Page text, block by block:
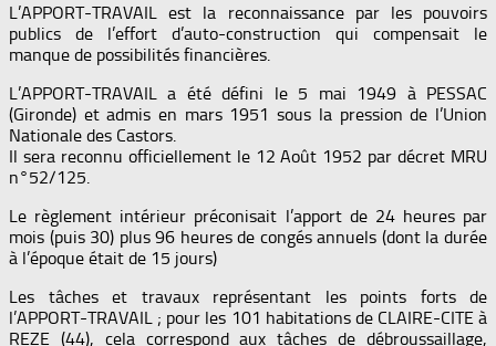
L’APPORT-TRAVAIL est la reconnaissance par les pouvoirs
publics de l’effort d’auto-construction qui compensait le
manque de possibilités financières.
L’APPORT-TRAVAIL a été défini le 5 mai 1949 à PESSAC
(Gironde) et admis en mars 1951 sous la pression de l’Union
Nationale des Castors.
Il sera reconnu officiellement le 12 Août 1952 par décret MRU
n°52/125.
Le règlement intérieur préconisait l’apport de 24 heures par
mois (puis 30) plus 96 heures de congés annuels (dont la durée
à l’époque était de 15 jours)
Les tâches et travaux représentant les points forts de
l’APPORT-TRAVAIL ; pour les 101 habitations de CLAIRE-CITE à
REZE (44), cela correspond aux tâches de débroussaillage,